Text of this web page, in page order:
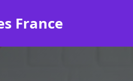
France